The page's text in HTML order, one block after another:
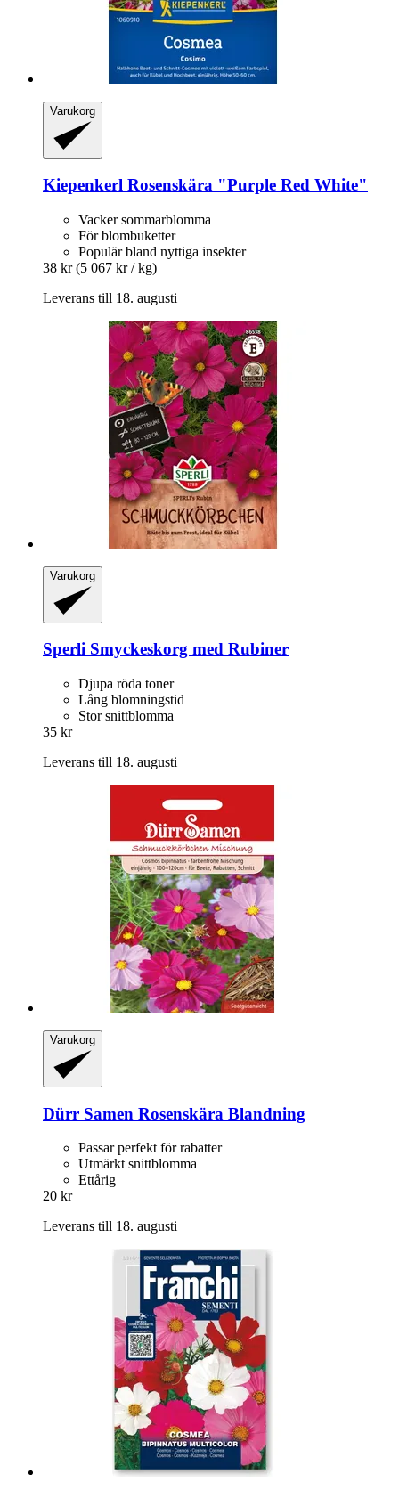
Varukorg
Kiepenkerl Rosenskära "Purple Red White"
Vacker sommarblomma
För blombuketter
Populär bland nyttiga insekter
38 kr (5 067 kr / kg)
Leverans till 18. augusti
Varukorg
Sperli Smyckeskorg med Rubiner
Djupa röda toner
Lång blomningstid
Stor snittblomma
35 kr
Leverans till 18. augusti
Varukorg
Dürr Samen Rosenskära Blandning
Passar perfekt för rabatter
Utmärkt snittblomma
Ettårig
20 kr
Leverans till 18. augusti